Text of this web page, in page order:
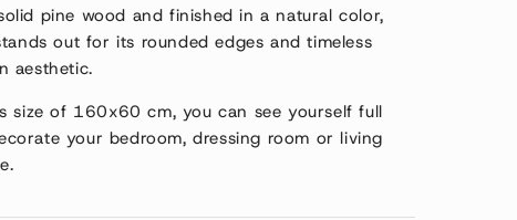
pine wood and finished in a natural color,
out for its rounded edges and timeless
aesthetic.
size of 160x60 cm, you can see yourself full
your bedroom, dressing room or living